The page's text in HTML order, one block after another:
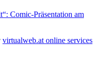
Comic-Präsentation am
virtualweb.at online services